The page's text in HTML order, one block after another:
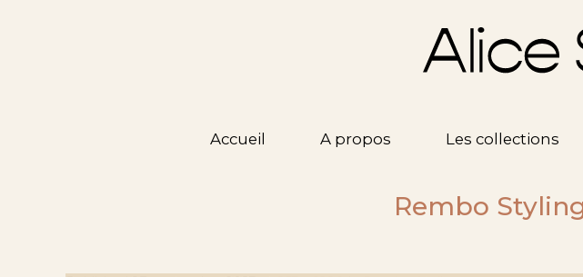
Accueil A propos Les collections
Rembo